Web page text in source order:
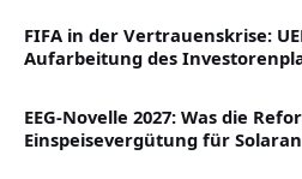
FIFA in der Vertrauenskrise:
Aufarbeitung des
EEG-Novelle 2027: Was die
Einspeisevergütung für